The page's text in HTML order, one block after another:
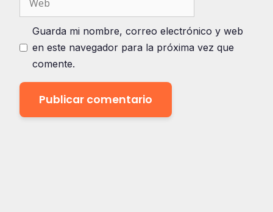
Guarda mi nombre, correo electrónico y web
en este navegador para la próxima vez que
comente.